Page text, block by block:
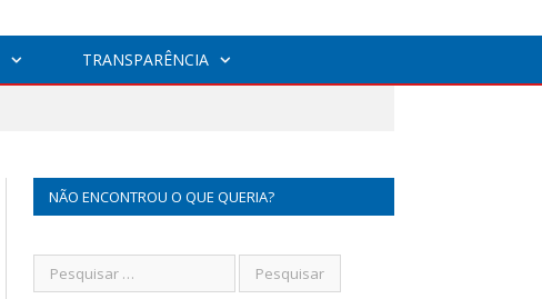
TRANSPARÊNCIA
NÃO ENCONTROU O QUE QUERIA?